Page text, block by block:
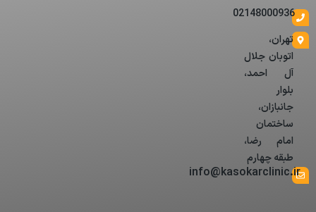
02148000936
تهران،
اتوبان جلال
آل احمد،
بلوار
جانبازان،
ساختمان
امام رضا،
طبقه چهارم
info@kasokarclinic.ir